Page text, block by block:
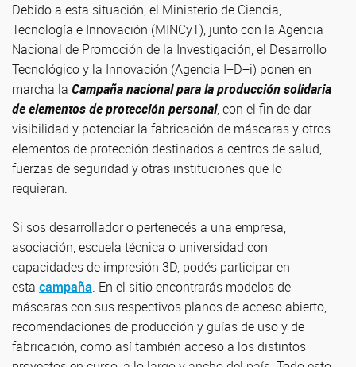
Debido a esta situación, el Ministerio de Ciencia,
Tecnología e Innovación (MINCyT), junto con la Agencia
Nacional de Promoción de la Investigación, el Desarrollo
Tecnológico y la Innovación (Agencia I+D+i) ponen en
marcha la Campaña nacional para la producción solidaria
de elementos de protección personal, con el fin de dar
visibilidad y potenciar la fabricación de máscaras y otros
elementos de protección destinados a centros de salud,
fuerzas de seguridad y otras instituciones que lo
requieran.
Si sos desarrollador o pertenecés a una empresa,
asociación, escuela técnica o universidad con
capacidades de impresión 3D, podés participar en
esta campaña. En el sitio encontrarás modelos de
máscaras con sus respectivos planos de acceso abierto,
recomendaciones de producción y guías de uso y de
fabricación, como así también acceso a los distintos